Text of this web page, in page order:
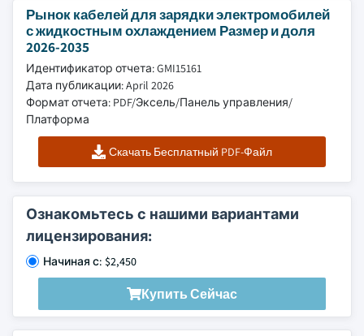
Рынок кабелей для зарядки электромобилей
с жидкостным охлаждением Размер и доля
2026-2035
Идентификатор отчета: GMI15161
Дата публикации: April 2026
Формат отчета: PDF/Эксель/Панель управления/
Платформа
Скачать Бесплатный PDF-Файл
Ознакомьтесь с нашими вариантами
лицензирования:
Начиная с: $2,450
Купить Сейчас